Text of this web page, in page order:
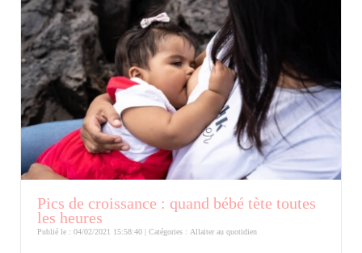
Pics de croissance : quand bébé tète toutes
les heures
Publié le : 04/02/2021 15:58:40 | Catégories : Allaiter au quotidien